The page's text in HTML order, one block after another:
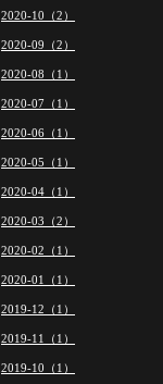
2020-10（2）
2020-09（2）
2020-08（1）
2020-07（1）
2020-06（1）
2020-05（1）
2020-04（1）
2020-03（2）
2020-02（1）
2020-01（1）
2019-12（1）
2019-11（1）
2019-10（1）